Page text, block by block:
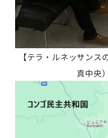
【テラ・ルネッサン
真中央